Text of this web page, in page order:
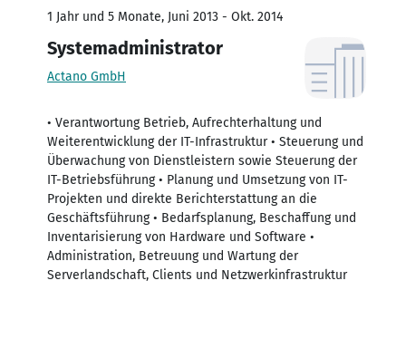
1 Jahr und 5 Monate, Juni 2013 - Okt. 2014
Systemadministrator
Actano GmbH
• Verantwortung Betrieb, Aufrechterhaltung und
Weiterentwicklung der IT-Infrastruktur • Steuerung und
Überwachung von Dienstleistern sowie Steuerung der
IT-Betriebsführung • Planung und Umsetzung von IT-
Projekten und direkte Berichterstattung an die
Geschäftsführung • Bedarfsplanung, Beschaffung und
Inventarisierung von Hardware und Software •
Administration, Betreuung und Wartung der
Serverlandschaft, Clients und Netzwerkinfrastruktur